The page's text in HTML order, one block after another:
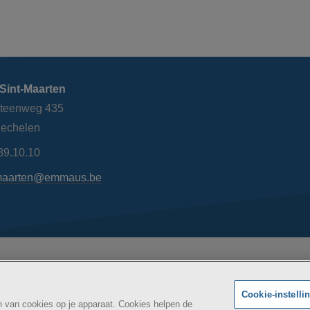
Maarten
435
van cookies op je apparaat. Cookies helpen de
Cookie-